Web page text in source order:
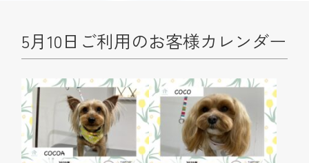
5月10日ご利用のお客様カレンダー